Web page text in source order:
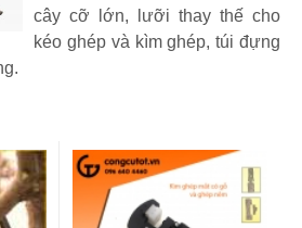
cây cỡ lớn, lưỡi thay thế cho
kéo ghép và kìm ghép, túi đựng